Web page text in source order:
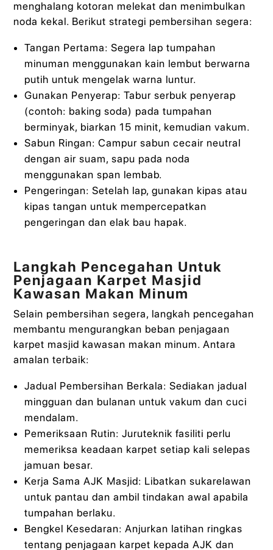
menghalang kotoran melekat dan menimbulkan
noda kekal. Berikut strategi pembersihan segera:
Tangan Pertama: Segera lap tumpahan
minuman menggunakan kain lembut berwarna
putih untuk mengelak warna luntur.
Gunakan Penyerap: Tabur serbuk penyerap
(contoh: baking soda) pada tumpahan
berminyak, biarkan 15 minit, kemudian vakum.
Sabun Ringan: Campur sabun cecair neutral
dengan air suam, sapu pada noda
menggunakan span lembab.
Pengeringan: Setelah lap, gunakan kipas atau
kipas tangan untuk mempercepatkan
pengeringan dan elak bau hapak.
Langkah Pencegahan Untuk
Penjagaan Karpet Masjid
Kawasan Makan Minum
Selain pembersihan segera, langkah pencegahan
membantu mengurangkan beban penjagaan
karpet masjid kawasan makan minum. Antara
amalan terbaik:
Jadual Pembersihan Berkala: Sediakan jadual
mingguan dan bulanan untuk vakum dan cuci
mendalam.
Pemeriksaan Rutin: Juruteknik fasiliti perlu
memeriksa keadaan karpet setiap kali selepas
jamuan besar.
Kerja Sama AJK Masjid: Libatkan sukarelawan
untuk pantau dan ambil tindakan awal apabila
tumpahan berlaku.
Bengkel Kesedaran: Anjurkan latihan ringkas
tentang penjagaan karpet kepada AJK dan